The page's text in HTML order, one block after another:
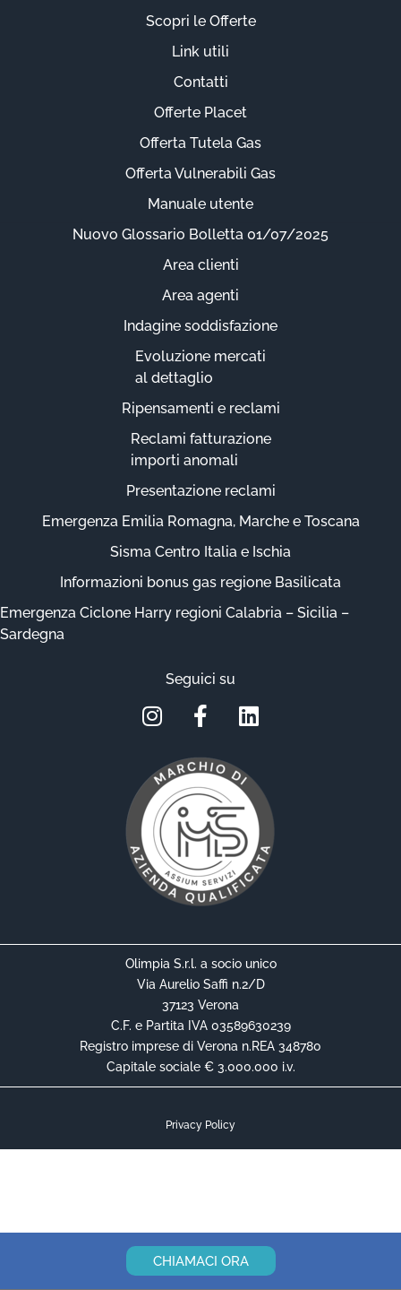
Scopri le Offerte
Link utili
Contatti
Offerte Placet
Offerta Tutela Gas
Offerta Vulnerabili Gas
Manuale utente
Nuovo Glossario Bolletta 01/07/2025
Area clienti
Area agenti
Indagine soddisfazione
Evoluzione mercati
al dettaglio
Ripensamenti e reclami
Reclami fatturazione
importi anomali
Presentazione reclami
Emergenza Emilia Romagna, Marche e Toscana
Sisma Centro Italia e Ischia
Informazioni bonus gas regione Basilicata
Emergenza Ciclone Harry regioni Calabria – Sicilia –
Sardegna
Seguici su
Olimpia S.r.l. a socio unico
Via Aurelio Saffi n.2/D
37123 Verona
C.F. e Partita IVA 03589630239
Registro imprese di Verona n.REA 348780
Capitale sociale € 3.000.000 i.v.
Privacy Policy
CHIAMACI ORA